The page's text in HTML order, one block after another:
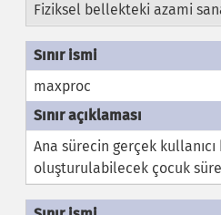
Fiziksel bellekteki azami
maxproc
Ana sürecin gerçek
oluşturulabilecek çocuk